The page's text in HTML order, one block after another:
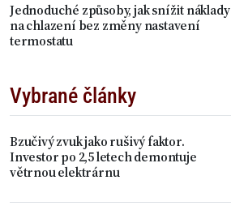
Jednoduché způsoby, jak snížit náklady
na chlazení bez změny nastavení
termostatu
Vybrané články
Bzučivý zvuk jako rušivý faktor.
Investor po 2,5 letech demontuje
větrnou elektrárnu